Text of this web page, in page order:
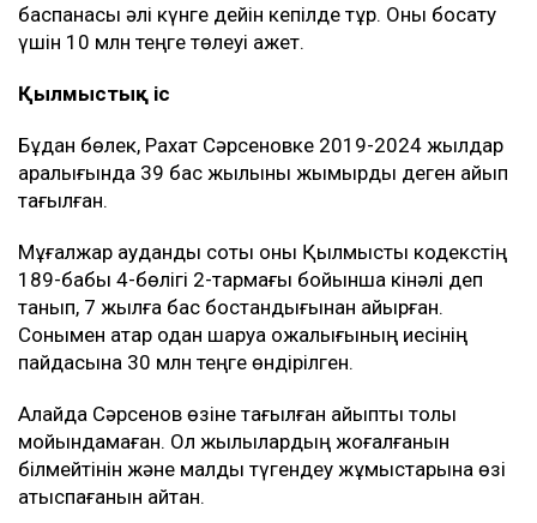
баспанасы әлі күнге дейін кепілде тұр. Оны босату
үшін 10 млн теңге төлеуі қажет.
Қылмыстық іс
Бұдан бөлек, Рахат Сәрсеновке 2019-2024 жылдар
аралығында 39 бас жылқыны жымқырды деген айып
тағылған.
Мұғалжар аудандық соты оны Қылмыстық кодекстің
189-бабы 4-бөлігі 2-тармағы бойынша кінәлі деп
танып, 7 жылға бас бостандығынан айырған.
Сонымен қатар одан шаруа қожалығының иесінің
пайдасына 30 млн теңге өндірілген.
Алайда Сәрсенов өзіне тағылған айыпты толық
мойындамаған. Ол жылқылардың жоғалғанын
білмейтінін және малды түгендеу жұмыстарына өзі
қатыспағанын айтқан.